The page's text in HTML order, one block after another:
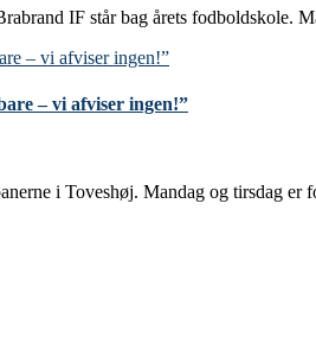
IF står bag årets fodboldskole.
– vi afviser ingen!”
i Toveshøj. Mandag og tirsdag